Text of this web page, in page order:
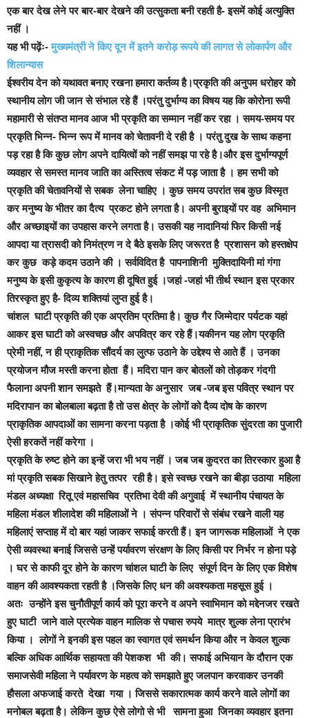
एक बार देख लेने पर बार-बार देखने की उत्सुकता बनी रहती है- इसमें कोई अत्युक्ति
नहीं ।
यह भी पढ़ेंः-मुख्यमंत्री ने किए दून में इतने करोड़ रूपये की लागत से लोकार्पण और
शिलान्यास
ईश्वरीय देन को यथावत बनाए रखना हमारा कर्तव्य है।प्रकृति की अनुपम धरोहर को
स्थानीय लोग जी जान से संभाल रहे हैं ।परंतु दुर्भाग्य का विषय यह कि कोरोना रूपी
महामारी से संतप्त मानव आज भी प्रकृति का सम्मान नहीं कर रहा । समय-समय पर
प्रकृति भिन्न- भिन्न रूप में मानव को चेतावनी दे रही है । परंतु दुख के साथ कहना
पड़ रहा है कि कुछ लोग अपने दायित्वों को नहीं समझ पा रहे है।और इस दुर्भाग्यपूर्ण
व्यवहार से समस्त मानव जाति का अस्तित्व संकट में पड़ जाता है । हम सभी को
प्रकृति की चेतावनियों से सबक लेना चाहिए । कुछ समय उपरांत सब कुछ विस्मृत
कर मनुष्य के भीतर का दैत्य प्रकट होने लगता है। अपनी बुराइयों पर वह अभिमान
और अच्छाइयों का उपहास करने लगता है। उसकी यह नादानियां फिर किसी नई
आपदा या त्रासदी को निमंत्रण न दे बैठे इसके लिए जरूरत है प्रशासन को हस्तक्षेप
कर कुछ कड़े कदम उठाने की । सर्वविदित है पापनाशिनी मुक्तिदायिनी मां गंगा
मनुष्य के इसी कुकृत्य के कारण ही दूषित हुई ।जहां -जहां भी तीर्थ स्थान इस प्रकार
तिरस्कृत हुए है- दिव्य शक्तियां लुप्त हुई है।
चांशल घाटी प्रकृति की एक अप्रतिम प्रतिमा है। कुछ गैर जिम्मेदार पर्यटक यहां
आकर इस घाटी को अस्वचछ और अपवित्र कर रहे हैं।यकीनन यह लोग प्रकृति
प्रेमी नहीं, न ही प्राकृतिक सौंदर्य का लुत्फ उठाने के उद्देश्य से आते हैं । उनका
प्रयोजन मौज मस्ती करना होता हैं। मदिरा पान कर बोतलों को तोड़कर गंदगी
फैलाना अपनी शान समझते हैं।मान्यता के अनुसार जब -जब इस पवित्र स्थान पर
मदिरापान का बोलबाला बढ़ता है तो उस क्षेत्र के लोगों को दैव्य दोष के कारण
प्राकृतिक आपदाओं का सामना करना पड़ता है ।कोई भी प्राकृतिक सुंदरता का पुजारी
ऐसी हरकतें नहीं करेगा ।
प्रकृति के रुष्ट होने का इन्हें जरा भी भय नहीं । जब जब कुदरत का तिरस्कार हुआ है
मां प्रकृति सबक सिखाने हेतु तत्पर रही है। इसे स्वच्छ रखने का बीड़ा उठाया महिला
मंडल अध्यक्षा रितू एवं महासचिव प्रतिभा देवी की अगुवाई में स्थानीय पंचायत के
महिला मंडल शीलादेश की महिलाओं ने ।संपन्न परिवारों से संबंध रखने वाली यह
महिलाएं सप्ताह में दो बार यहां जाकर सफाई करती हैं। इन जागरूक महिलाओं ने एक
ऐसी व्यवस्था बनाई जिससे उन्हें पर्यावरण संरक्षण के लिए किसी पर निर्भर न होना पड़े
। घर से काफी दूर होने के कारण चांशल घाटी के लिए संपूर्ण दिन के लिए एक विशेष
वाहन की आवश्यकता रहती है ।जिसके लिए धन की अवश्यकता महसूस हुई ।
अतः उन्होंने इस चुनौतीपूर्ण कार्य को पूरा करने व अपने स्वाभिमान को मद्देनजर रखते
हुए घाटी जाने वाले प्रत्येक वाहन मालिक से पचास रुपये मात्र शुल्क लेना प्रारंभ
किया । लोगों ने इनकी इस पहल का स्वागत एवं समर्थन किया और न केवल शुल्क
बल्कि अधिक आर्थिक सहायता की पेशकश भी की। सफाई अभियान के दौरान एक
समाजसेवी महिला ने पर्यावरण के महत्व को समझाते हुए जलपान करवाकर उनकी
हौसला अफजाई करते देखा गया । जिससे सकारात्मक कार्य करने वाले लोगों का
मनोबल बढ़ता है। लेकिन कुछ ऐसे लोगो से भी सामना हुआ जिनका व्यवहार इतना